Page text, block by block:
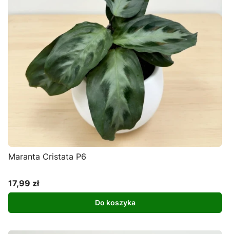
Maranta Cristata P6
Cena
17,99 zł
Do koszyka